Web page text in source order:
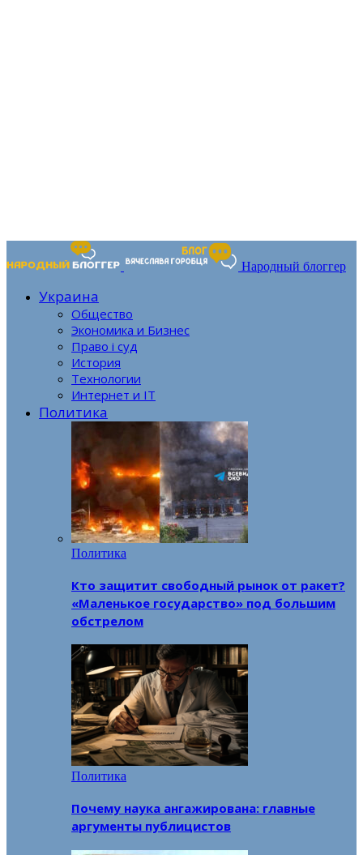
Народный блоггер
Украина
Общество
Экономика и Бизнес
Право і суд
История
Технологии
Интернет и IT
Политика
Политика
Кто защитит свободный рынок от ракет?
«Маленькое государство» под большим
обстрелом
Политика
Почему наука ангажирована: главные
аргументы публицистов